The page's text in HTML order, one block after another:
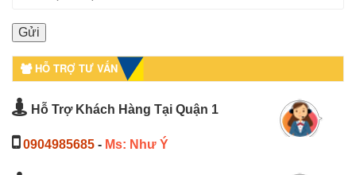
HỖ TRỢ TƯ VẤN
Hỗ Trợ Khách Hàng Tại Quận 1
0904985685 - Ms: Như Ý